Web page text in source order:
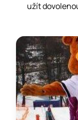
užít